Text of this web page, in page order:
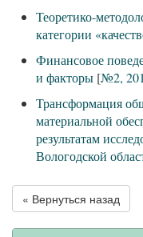
Теоретико-
категории
Финансовое
и факторы [№2,
Трансформация
материальной
результатам
Вологодской
« Вернуться назад